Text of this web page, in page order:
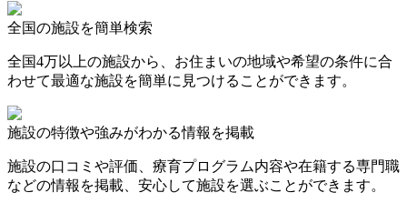
全国の施設を簡単検索
全国4万以上の施設から、お住まいの地域や希望の条件に合
わせて最適な施設を簡単に見つけることができます。
施設の特徴や強みがわかる情報を掲載
施設の口コミや評価、療育プログラム内容や在籍する専門職
などの情報を掲載、安心して施設を選ぶことができます。